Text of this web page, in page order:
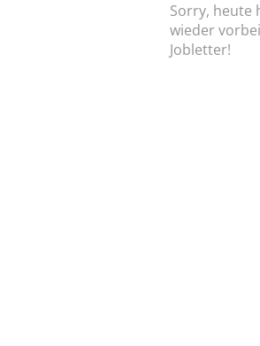
Sorry, heute
wieder
Jobletter!